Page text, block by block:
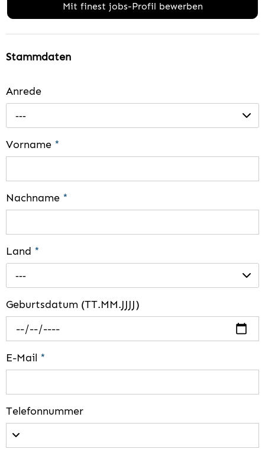
Mit finest jobs-Profil bewerben
Stammdaten
Anrede
---
Vorname *
Nachname *
Land *
---
Geburtsdatum (TT.MM.JJJJ)
E-Mail *
Telefonnummer